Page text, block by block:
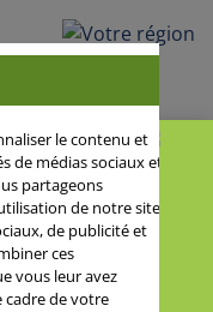
de la meunerie
le contenu et
de médias sociaux et
partageons
de notre site
de publicité et
ces
vous leur avez
cadre de votre